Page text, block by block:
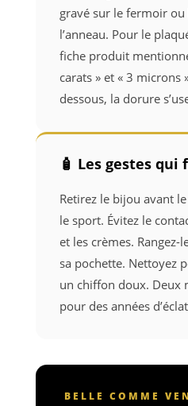
gravé sur le fermoir ou
l’anneau. Pour le
fiche produit
carats » et « 3 microns
dessous, la dorure
🧴 Les gestes
Retirez le bijou avant
le sport. Évitez le
et les crèmes. Rangez-
sa pochette. Nettoyez
un chiffon doux. Deux
pour des années
BELLE COMME